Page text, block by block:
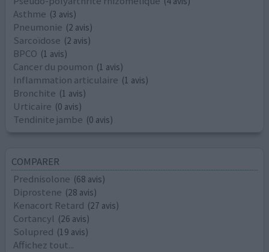
Asthme (3 avis)
Pneumonie (2 avis)
Sarcoïdose (2 avis)
BPCO (1 avis)
Cancer du poumon (1 avis)
Inflammation articulaire (1 avis)
Bronchite (1 avis)
Urticaire (0 avis)
Tendinite jambe (0 avis)
COMPARER
Prednisolone (68 avis)
Diprostene (28 avis)
Kenacort Retard (27 avis)
Cortancyl (26 avis)
Solupred (19 avis)
Affichez tout...